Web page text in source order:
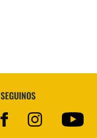
SEGUINOS